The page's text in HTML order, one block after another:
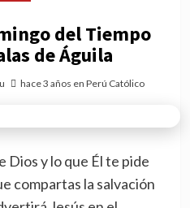
del Tiempo
de Águila
hace 3 años en Perú Católico
Dios y lo que Él te pide
compartas la salvación